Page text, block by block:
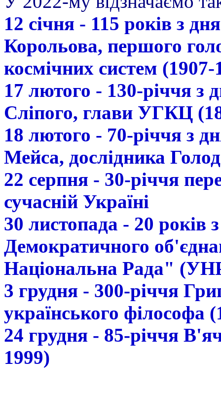
12 січня - 115 років з
Корольова, першого
космічних систем (1907-
17 лютого - 130-річчя з
Сліпого, глави УГКЦ
18 лютого - 70-річчя з
Мейса, дослідника
22 серпня - 30-річчя
сучасній Україні
30 листопада - 20 років
Демократичного
Національна Рада"
3 грудня - 300-річчя
українського філософа
24 грудня - 85-річчя
1999)